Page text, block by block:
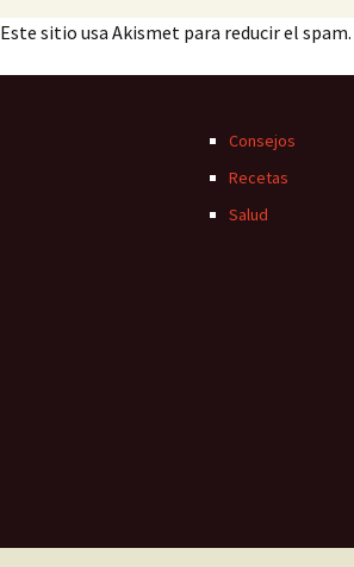
Este sitio usa Akismet para reducir el spam.
Consejos
Recetas
Salud